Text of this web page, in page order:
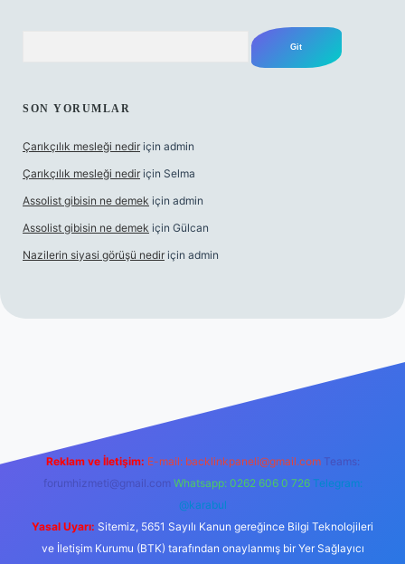
SON YORUMLAR
Çarıkçılık mesleği nedir için admin
Çarıkçılık mesleği nedir için Selma
Assolist gibisin ne demek için admin
Assolist gibisin ne demek için Gülcan
Nazilerin siyasi görüşü nedir için admin
Reklam ve İletişim: E-mail: backlinkpaneli@gmail.com Teams:
forumhizmeti@gmail.com Whatsapp: 0262 606 0 726 Telegram:
@karabul
Yasal Uyarı: Sitemiz, 5651 Sayılı Kanun gereğince Bilgi Teknolojileri
ve İletişim Kurumu (BTK) tarafından onaylanmış bir Yer Sağlayıcı